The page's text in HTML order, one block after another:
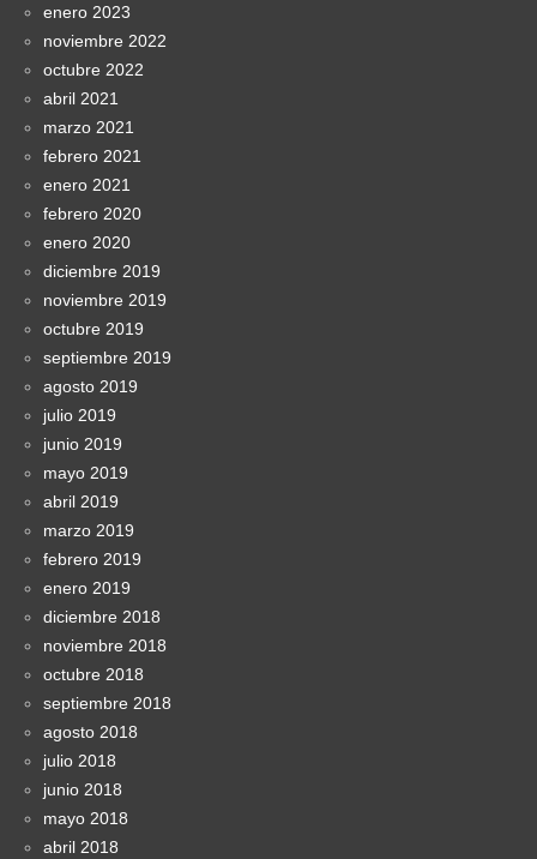
enero 2023
noviembre 2022
octubre 2022
abril 2021
marzo 2021
febrero 2021
enero 2021
febrero 2020
enero 2020
diciembre 2019
noviembre 2019
octubre 2019
septiembre 2019
agosto 2019
julio 2019
junio 2019
mayo 2019
abril 2019
marzo 2019
febrero 2019
enero 2019
diciembre 2018
noviembre 2018
octubre 2018
septiembre 2018
agosto 2018
julio 2018
junio 2018
mayo 2018
abril 2018